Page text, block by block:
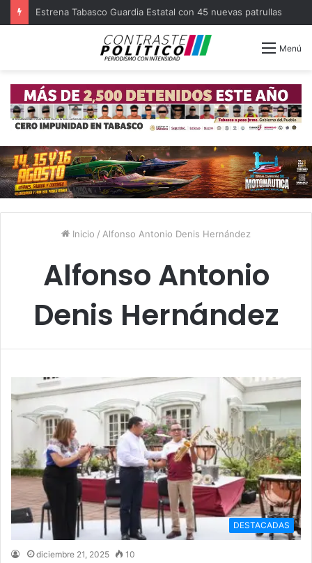
Estrena Tabasco Guardia Estatal con 45 nuevas patrullas
Menú
Inicio / Alfonso Antonio Denis Hernández
Alfonso Antonio
Denis Hernández
DESTACADAS
diciembre 21, 2025 10